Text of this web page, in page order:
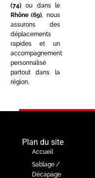
(74)ou dans le
Rhône (69) , nous
assurons des
déplacements
rapides et un
accompagnement
personnalisé
partout dans la
région.
Plan du site
Accueil
Sablage /
Décapage